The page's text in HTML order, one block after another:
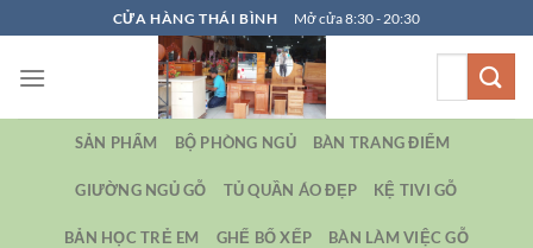
qua
nội
CỬA HÀNG THÁI BÌNH Mở cửa 8:30 - 20:30
SẢN PHẨM BỘ PHÒNG NGỦ BÀN TRANG ĐIỂM
GIƯỜNG NGỦ GỖ TỦ QUẦN ÁO ĐẸP KỆ TIVI GỖ
BẢN HỌC TRẺ EM GHẾ BỐ XẾP BÀN LÀM VIỆC GỖ